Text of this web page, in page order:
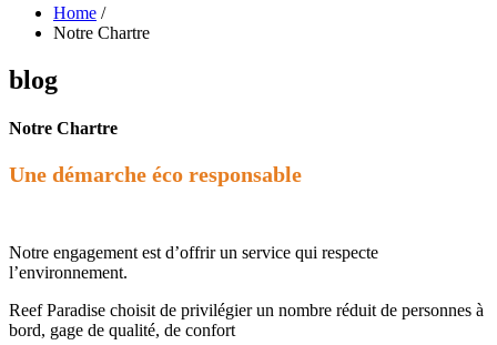
Home /
Notre Chartre
blog
Notre Chartre
Une démarche éco responsable
Notre engagement est d’offrir un service qui respecte
l’environnement.
Reef Paradise choisit de privilégier un nombre réduit de personnes à
bord, gage de qualité, de confort